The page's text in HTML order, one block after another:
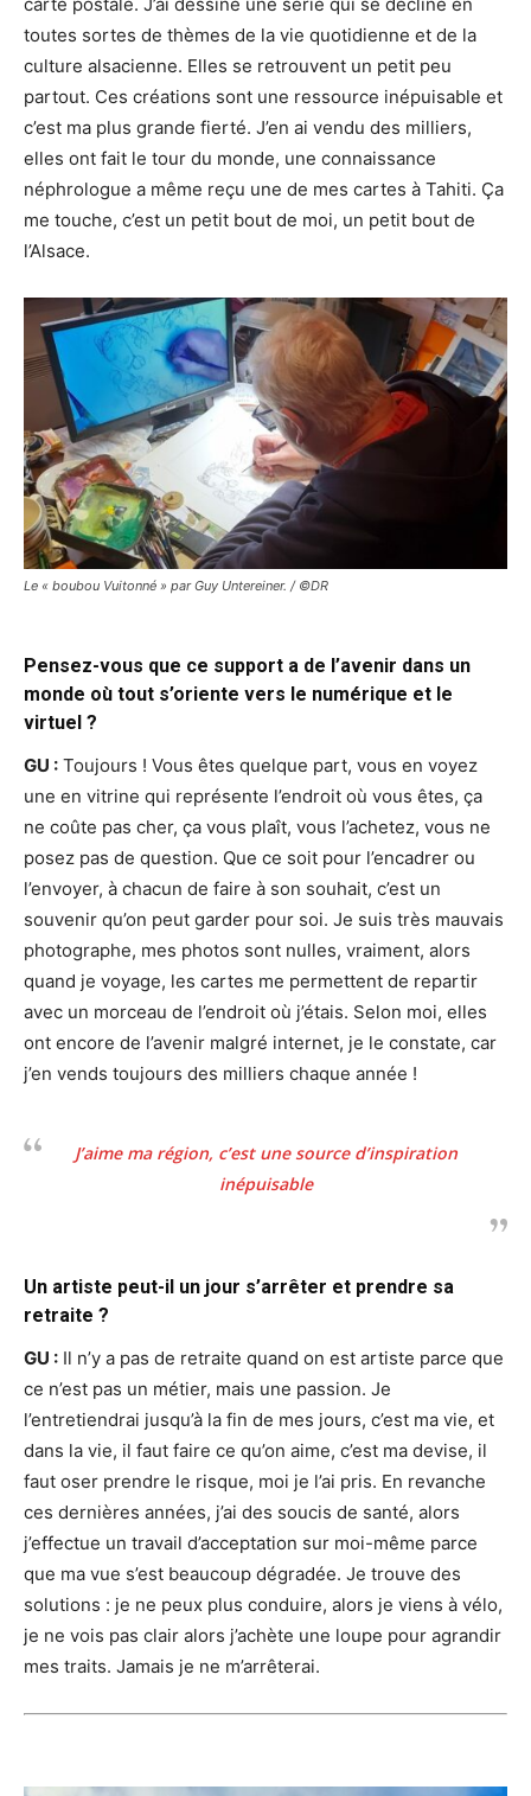
toutes sortes de thèmes de la vie quotidienne et de la
culture alsacienne. Elles se retrouvent un petit peu
partout. Ces créations sont une ressource inépuisable et
c’est ma plus grande fierté. J’en ai vendu des milliers,
elles ont fait le tour du monde, une connaissance
néphrologue a même reçu une de mes cartes à Tahiti. Ça
me touche, c’est un petit bout de moi, un petit bout de
l’Alsace.
Le « boubou Vuitonné » par Guy Untereiner. / ©DR
Pensez-vous que ce support a de l’avenir dans un
monde où tout s’oriente vers le numérique et le
virtuel ?
GU : Toujours ! Vous êtes quelque part, vous en voyez
une en vitrine qui représente l’endroit où vous êtes, ça
ne coûte pas cher, ça vous plaît, vous l’achetez, vous ne
posez pas de question. Que ce soit pour l’encadrer ou
l’envoyer, à chacun de faire à son souhait, c’est un
souvenir qu’on peut garder pour soi. Je suis très mauvais
photographe, mes photos sont nulles, vraiment, alors
quand je voyage, les cartes me permettent de repartir
avec un morceau de l’endroit où j’étais. Selon moi, elles
ont encore de l’avenir malgré internet, je le constate, car
j’en vends toujours des milliers chaque année !
J’aime ma région, c’est une source d’inspiration
inépuisable
Un artiste peut-il un jour s’arrêter et prendre sa
retraite ?
GU : Il n’y a pas de retraite quand on est artiste parce que
ce n’est pas un métier, mais une passion. Je
l’entretiendrai jusqu’à la fin de mes jours, c’est ma vie, et
dans la vie, il faut faire ce qu’on aime, c’est ma devise, il
faut oser prendre le risque, moi je l’ai pris. En revanche
ces dernières années, j’ai des soucis de santé, alors
j’effectue un travail d’acceptation sur moi-même parce
que ma vue s’est beaucoup dégradée. Je trouve des
solutions : je ne peux plus conduire, alors je viens à vélo,
je ne vois pas clair alors j’achète une loupe pour agrandir
mes traits. Jamais je ne m’arrêterai.